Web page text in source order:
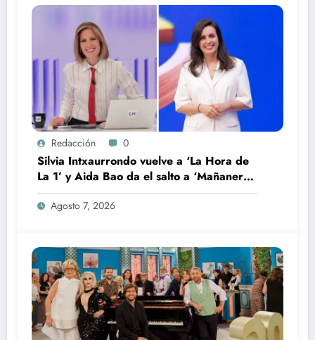
Redacción 0
Silvia Intxaurrondo vuelve a ‘La Hora de
La 1’ y Aida Bao da el salto a ‘Mañaneros
360’
Agosto 7, 2026